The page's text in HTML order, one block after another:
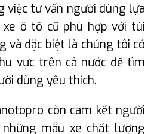
việc tư vấn người dùng lựa
xe ô tô cũ phù hợp với túi
và đặc biệt là chúng tôi có
vực trên cả nước để tìm
dùng yêu thích.
còn cam kết người
mẫu xe chất lượng